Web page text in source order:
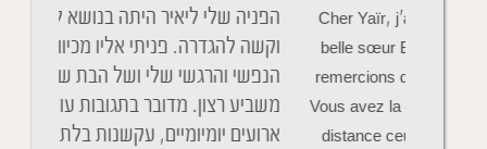
Vous
הפניה שלי ליאיר היתה בנושא לא סטנדרטי
וקשה להגדרה. פניתי אליו מכיוון שהמצב
הנפשי והרגשי שלי ושל הבת שלי לא היה
משביע רצון. מדובר בתגובות עוצמתיות על
ארועים יומיומיים, עקשנות בלתי סבירה ונטיה